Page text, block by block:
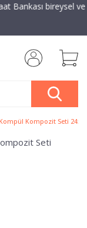
Bankası bireysel
Kompozit Seti